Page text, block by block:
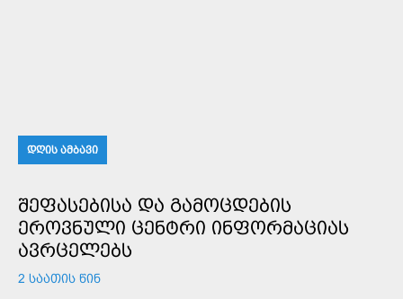
ᲓᲦᲘᲡ ᲐᲛᲑᲐᲕᲘ
ᲨᲔᲤᲐᲡᲔᲑᲘᲡᲐ ᲓᲐ ᲒᲐᲛᲝᲪᲓᲔᲑᲘᲡ
ᲔᲠᲝᲕᲜᲣᲚᲘ ᲪᲔᲜᲢᲠᲘ ᲘᲜᲤᲝᲠᲛᲐᲪᲘᲐᲡ
ᲐᲕᲠᲪᲔᲚᲔᲑᲡ
2 ᲡᲐᲐᲗᲘᲡ ᲬᲘᲜ